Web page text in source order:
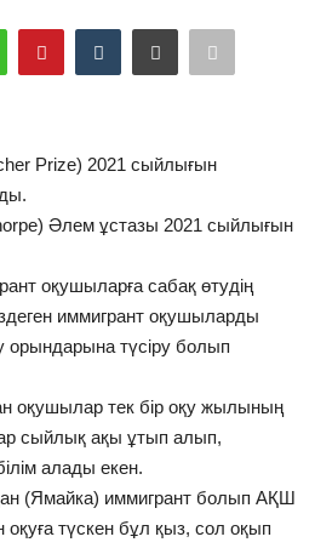
Prize) 2021 сыйлығын
Әлем ұстазы 2021 сыйлығын
оқушыларға сабақ өтудің
иммигрант оқушыларды
орындарына түсіру болып
оқушылар тек бір оқу жылының
сыйлық ақы ұтып алып,
алады екен.
(Ямайка) иммигрант болып АҚШ
оқуға түскен бұл қыз, сол оқып